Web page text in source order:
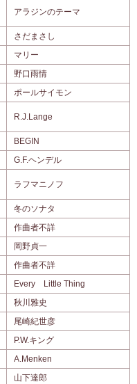
アラジンのテーマ
さだまさし
マリー
野口雨情
ポールサイモン
R.J.Lange
BEGIN
G.F.ヘンデル
ラフマニノフ
冬のソナタ
作曲者不詳
岡野貞一
作曲者不詳
Every Little Thing
秋川雅史
尾崎紀世彦
P.W.キング
A.Menken
山下達郎